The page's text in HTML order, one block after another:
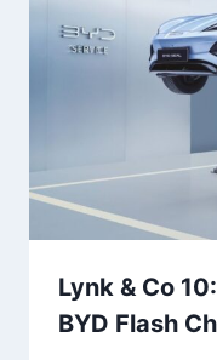
Lynk & Co
BYD Flash